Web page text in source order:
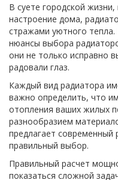
В суете городской жизни,
настроение дома,
стражами уютного
нюансы выбора
они не только исправно
радовали глаз.
Каждый вид радиатора
важно определить, что
отопления ваших жилых
разнообразием
предлагает современный
правильный выбор.
Правильный расчет
показаться сложной